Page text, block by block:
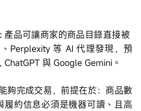
產品可讓商家的商品目錄直接被
Perplexity 等 AI 代理發現，預
與 Google Gemini。
夠完成交易，前提在於：商品數
履約信息必須是機器可讀、且高